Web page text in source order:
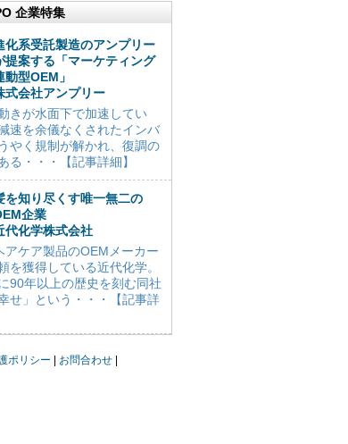
企業特集
化系受託製造のアンプリー
提案する「マーケティング
動型OEM」
式会社アンプリー
きが水面下で加速してい
速を余儀なくされたインバ
やく規制が解かれ、復調の
る・・・【記事詳細】
を知り尽くす唯一無二の
企業
代化学株式会社
アケア製品のOEMメーカー
を獲得している近代化学。
90年以上の歴史を刻む同社
せ」という・・・【記事詳
ポリシー
お問合わせ